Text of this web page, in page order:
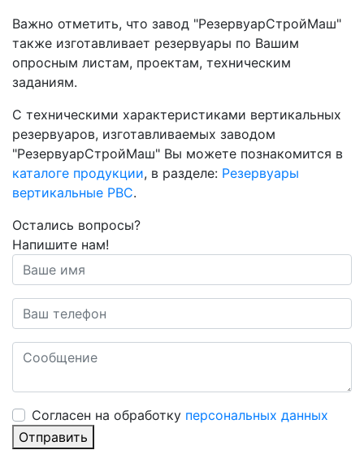
Важно отметить, что завод "РезервуарСтройМаш"
также изготавливает резервуары по Вашим
опросным листам, проектам, техническим
заданиям.
С техническими характеристиками вертикальных
резервуаров, изготавливаемых заводом
"РезервуарСтройМаш" Вы можете познакомится в
каталоге продукции, в разделе: Резервуары
вертикальные РВС.
Остались вопросы?
Напишите нам!
Cогласен на обработку персональных данных
Отправить